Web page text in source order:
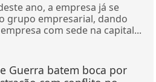
ano, a empresa já se
grupo empresarial, dando
com sede na capital...
Guerra batem boca por